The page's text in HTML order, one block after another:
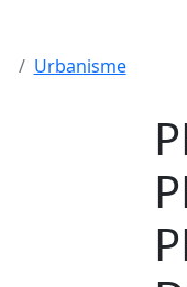
Urbanisme